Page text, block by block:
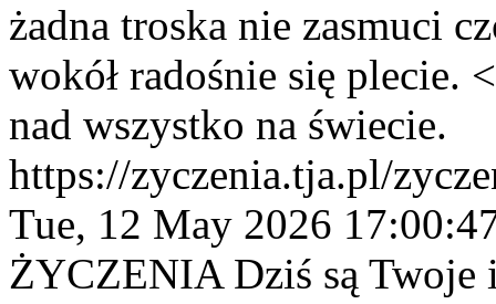
żadna troska nie zasmuci
wokół radośnie się plecie.
nad wszystko na świecie.
https://zyczenia.tja.pl/
Tue, 12 May 2026
ŻYCZENIA Dziś są